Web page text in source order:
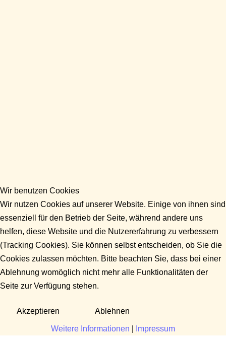
Wir benutzen Cookies
Wir nutzen Cookies auf unserer Website. Einige von ihnen sind
essenziell für den Betrieb der Seite, während andere uns
helfen, diese Website und die Nutzererfahrung zu verbessern
(Tracking Cookies). Sie können selbst entscheiden, ob Sie die
Cookies zulassen möchten. Bitte beachten Sie, dass bei einer
Ablehnung womöglich nicht mehr alle Funktionalitäten der
Seite zur Verfügung stehen.
Akzeptieren Ablehnen
Weitere Informationen Impressum